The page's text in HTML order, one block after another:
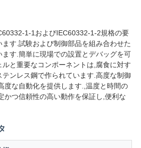
1-1およびIEC60332-1-2規格の要
す.試験および制御部品を組み合わせた
す.簡単に現場での設置とデバッグを可
と重要なコンポーネントは,腐食に対す
ンレス鋼で作られています.高度な制御
度な自動化を提供します.,温度と時間の
かつ信頼性の高い動作を保証し,便利な